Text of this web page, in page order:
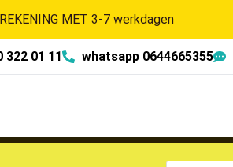
MET 3-7 werkdagen
322 01 11 whatsapp 0644665355